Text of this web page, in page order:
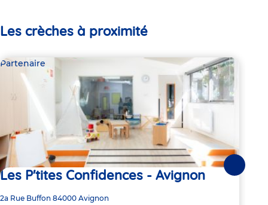
Les crèches à proximité
Partenaire
Les P'tites Confidences - Avignon
Adresse
2a Rue Buffon 84000 Avignon